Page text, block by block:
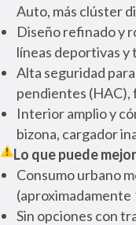
Auto, más clúster
Diseño refinado y
líneas deportivas y
Alta seguridad
pendientes (HAC),
Interior amplio y
bizona, cargador
Lo que puede
Consumo urbano
(aproximadamente
Sin opciones con